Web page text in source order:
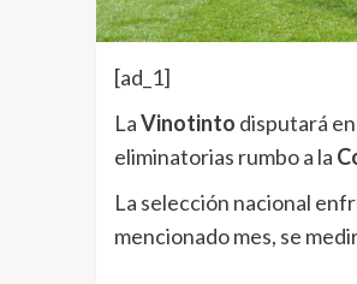
[ad_1]
LaVinotinto disputará en
eliminatorias rumbo a la
La selección nacional
mencionado mes, se